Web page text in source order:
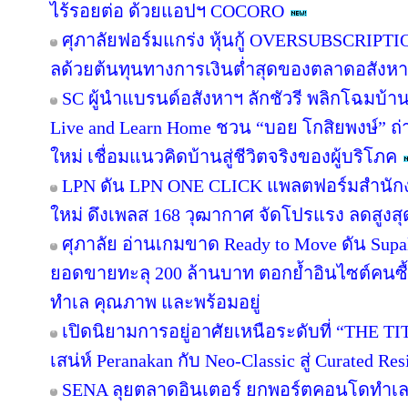
ไร้รอยต่อ ด้วยแอปฯ COCORO
ศุภาลัยฟอร์มแกร่ง หุ้นกู้
ลด้วยต้นทุนทางการเงินต่ำสุดของตลาดอสังห
SC ผู้นำแบรนด์อสังหาฯ ลักชัวรี พลิกโฉมบ้า
Live and Learn Home ชวน “บอย โกสิยพงษ์”
ใหม่ เชื่อมแนวคิดบ้านสู่ชีวิตจริงของผู้บริโภค
LPN ดัน LPN ONE CLICK แพลตฟอร์มสำนั
ใหม่ ดึงเพลส 168 วุฒากาศ จัดโปรแรง ลดสูงสุ
ศุภาลัย อ่านเกมขาด Ready to Move ดัน
ยอดขายทะลุ 200 ล้านบาท ตอกย้ำอินไซต์คน
ทำเล คุณภาพ และพร้อมอยู่
เปิดนิยามการอยู่อาศัยเหนือระดับที่ “THE
เสน่ห์ Peranakan กับ Neo-Classic สู่ Curated
SENA ลุยตลาดอินเตอร์ ยกพอร์ตคอนโดทำเ